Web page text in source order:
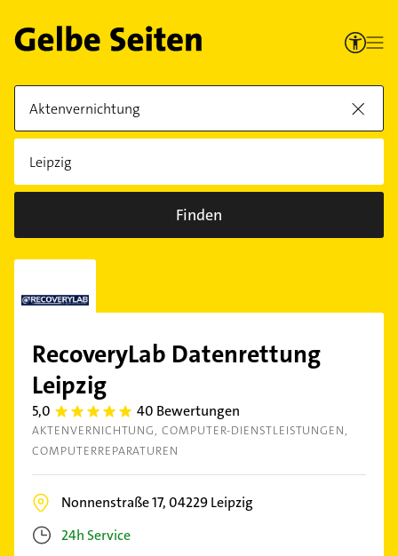
Finden
RecoveryLab Datenrettung
Leipzig
5,0 5.0 40 Bewertungen
AKTENVERNICHTUNG
COMPUTER-DIENSTLEISTUNGEN
COMPUTERREPARATUREN
Nonnenstraße 17,04229Leipzig
24h Service